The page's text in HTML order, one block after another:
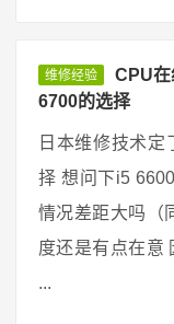
维修经验
CPU在
6700的选择
日本维修技术
择 想问下i5
情况差距大吗（
度还是有点在意
...